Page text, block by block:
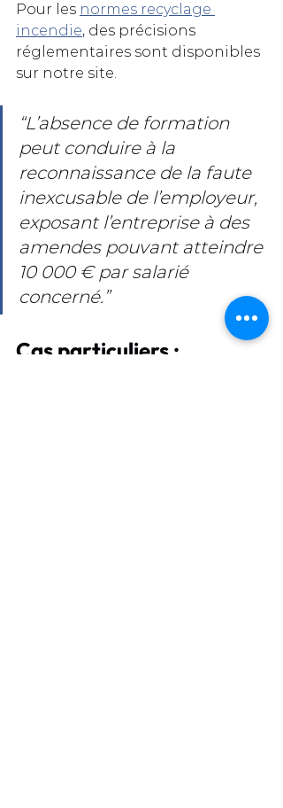
Pour les normes recyclage
incendie, des précisions
réglementaires sont disponibles
sur notre site.
“L’absence de formation
peut conduire à la
reconnaissance de la faute
inexcusable de l’employeur,
exposant l’entreprise à des
amendes pouvant atteindre
10 000 € par salarié
concerné.”
Cas particuliers :